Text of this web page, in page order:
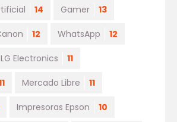
14 Gamer 13
12 WhatsApp 12
LG Electronics 11
Mercado Libre 11
Impresoras Epson 10